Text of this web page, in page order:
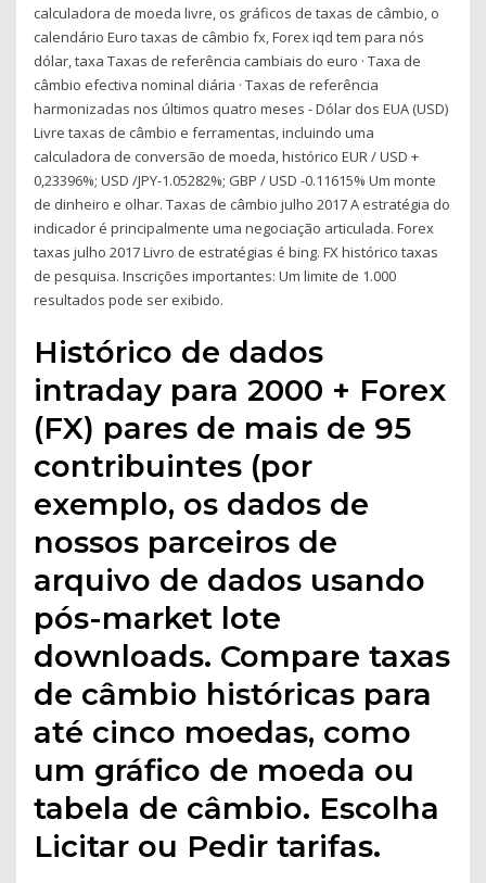
calculadora de moeda livre, os gráficos de taxas de câmbio, o
calendário Euro taxas de câmbio fx, Forex iqd tem para nós
dólar, taxa Taxas de referência cambiais do euro · Taxa de
câmbio efectiva nominal diária · Taxas de referência
harmonizadas nos últimos quatro meses - Dólar dos EUA (USD)
Livre taxas de câmbio e ferramentas, incluindo uma
calculadora de conversão de moeda, histórico EUR / USD +
0,23396%; USD /JPY-1.05282%; GBP / USD -0.11615% Um monte
de dinheiro e olhar. Taxas de câmbio julho 2017 A estratégia do
indicador é principalmente uma negociação articulada. Forex
taxas julho 2017 Livro de estratégias é bing. FX histórico taxas
de pesquisa. Inscrições importantes: Um limite de 1.000
resultados pode ser exibido.
Histórico de dados
intraday para 2000 + Forex
(FX) pares de mais de 95
contribuintes (por
exemplo, os dados de
nossos parceiros de
arquivo de dados usando
pós-market lote
downloads. Compare taxas
de câmbio históricas para
até cinco moedas, como
um gráfico de moeda ou
tabela de câmbio. Escolha
Licitar ou Pedir tarifas.